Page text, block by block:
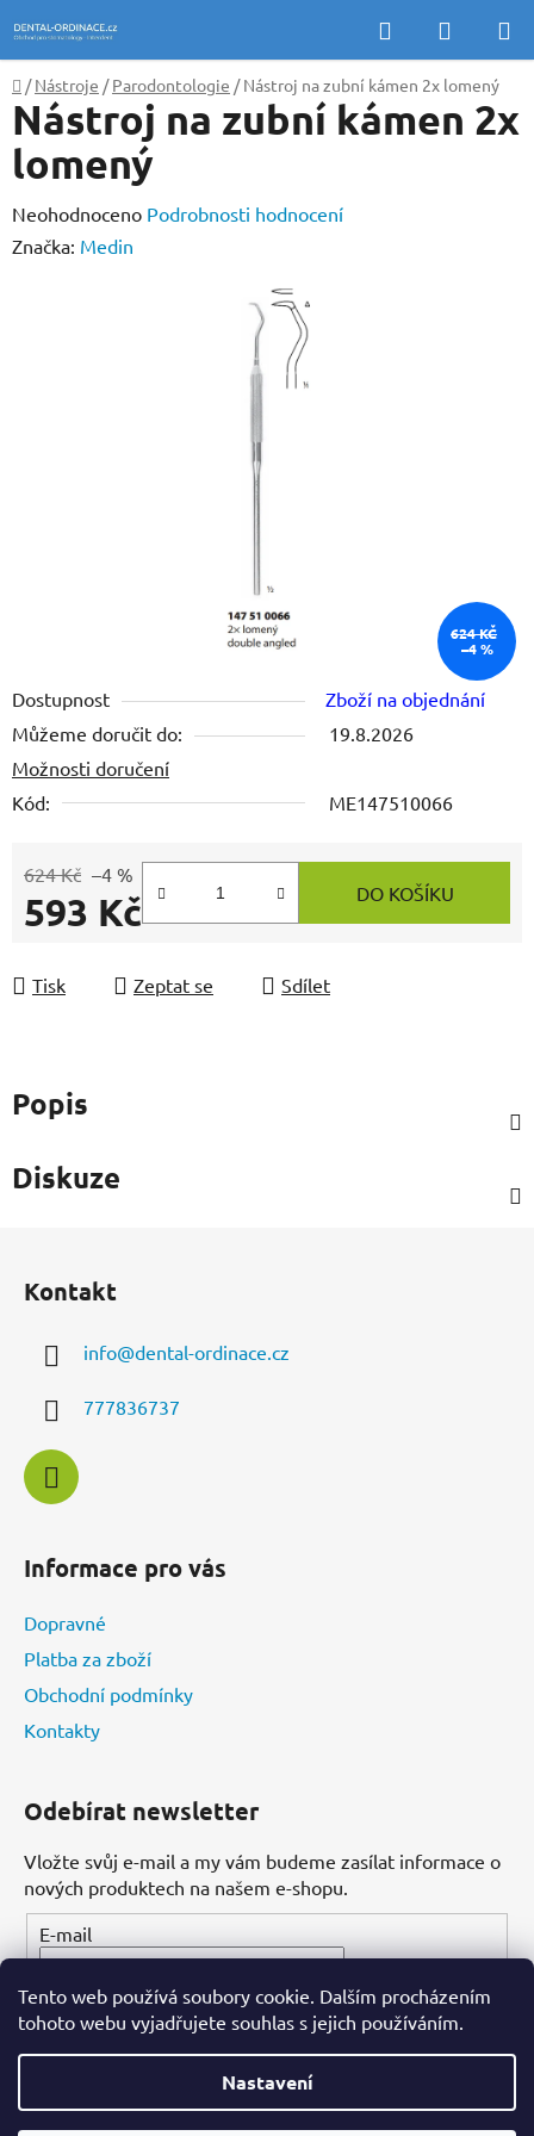
Tento web používá soubory cookie. Dalším procházením
tohoto webu vyjadřujete souhlas s jejich používáním.
Nastavení
na
obsah
Hledat
KOŠÍK
Domů
/ Nástroje / Parodontologie / Nástroj na zubní kámen 2x lomený
Dostupnost
Zboží na objednání
Můžeme doručit do:
19.8.2026
Možnosti doručení
Kód:
ME147510066
624 Kč –4 %
593 Kč DO KOŠÍKU
Tisk Zeptat se Sdílet
Nástroj na zubní kámen 2x
lomený
Průměrné
hodnocení
Neohodnoceno Podrobnosti hodnocení
Značka: Medin
624 KČ
–4 %
Popis
Diskuze
Kontakt
info@dental-ordinace.cz
777836737
Informace pro vás
Dopravné
Platba za zboží
Obchodní podmínky
Kontakty
Odebírat newsletter
Vložte svůj e-mail a my vám budeme zasílat informace o
nových produktech na našem e-shopu.
E-mail
PŘIHLÁSIT SE